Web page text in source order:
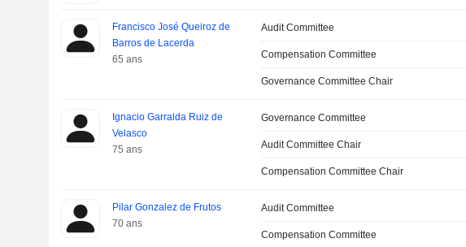
Francisco José Queiroz de
Barros de Lacerda
65 ans
Audit Committee
Compensation Committee
Governance Committee Chair
Ignacio Garralda Ruiz de
Velasco
75 ans
Governance Committee
Audit Committee Chair
Compensation Committee Chair
Pilar Gonzalez de Frutos
70 ans
Audit Committee
Compensation Committee